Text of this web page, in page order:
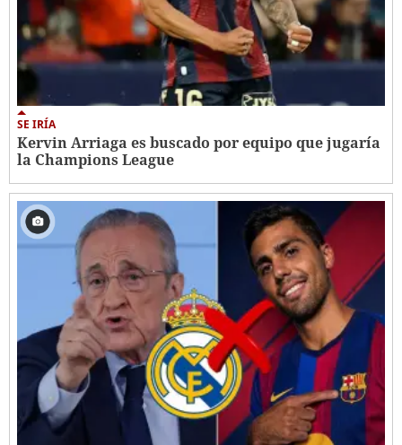
SE IRÍA
Kervin Arriaga es buscado por equipo que jugaría
la Champions League